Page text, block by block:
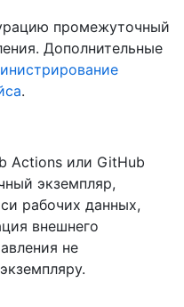
промежуточный
Дополнительные
.
Actions или GitHub
экземпляр,
рабочих данных,
внешнего
не